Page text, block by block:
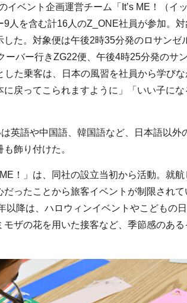
ベント企画運営チーム「It’s ME！（イ
人を含む計16人のZ_ONE社員が参加。
た。対象便は午後2時35分発のロサンゼ
ーバー行きZG22便、午後4時25分発のサ
た乗客は、日本の風習を社員から学びな
に戻ってこられますように」「いい子に
英語や中国語、韓国語など、日本語以外
飾り付けた。
！」は、同社の設立当初から活動。就
ったことから旅客イベントが制限され
以降は、ハロウィンイベントやこどもの
モザの花を用いた接客など、季節感のあ